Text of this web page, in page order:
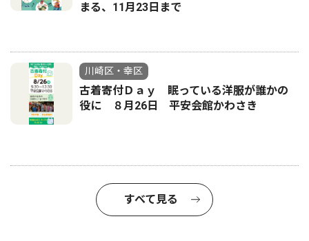
まる、11月23日まで
川崎区・幸区
古着寄付Ｄａｙ 眠っている洋服が誰かの
役に ８月26日 平安会館かわさき
すべて見る